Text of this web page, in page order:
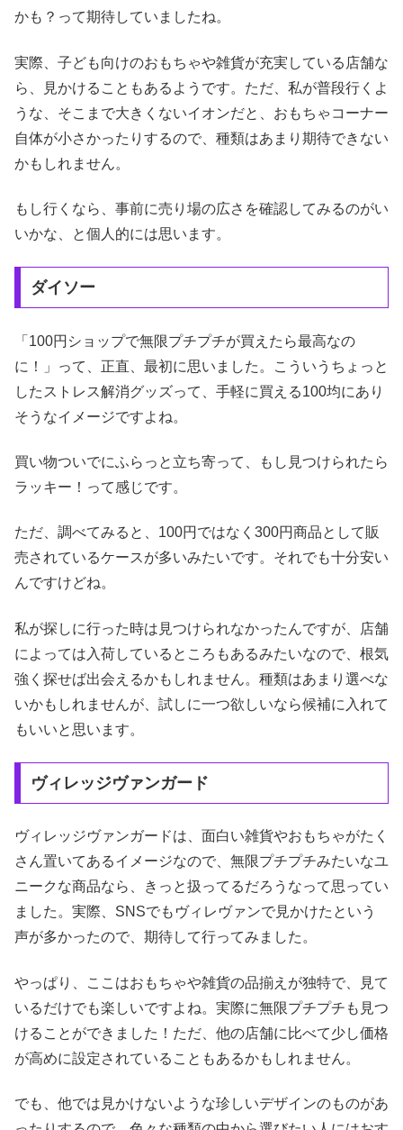
かも？って期待していましたね。
実際、子ども向けのおもちゃや雑貨が充実している店舗な
ら、見かけることもあるようです。ただ、私が普段行くよ
うな、そこまで大きくないイオンだと、おもちゃコーナー
自体が小さかったりするので、種類はあまり期待できない
かもしれません。
もし行くなら、事前に売り場の広さを確認してみるのがい
いかな、と個人的には思います。
ダイソー
「100円ショップで無限プチプチが買えたら最高なの
に！」って、正直、最初に思いました。こういうちょっと
したストレス解消グッズって、手軽に買える100均にあり
そうなイメージですよね。
買い物ついでにふらっと立ち寄って、もし見つけられたら
ラッキー！って感じです。
ただ、調べてみると、100円ではなく300円商品として販
売されているケースが多いみたいです。それでも十分安い
んですけどね。
私が探しに行った時は見つけられなかったんですが、店舗
によっては入荷しているところもあるみたいなので、根気
強く探せば出会えるかもしれません。種類はあまり選べな
いかもしれませんが、試しに一つ欲しいなら候補に入れて
もいいと思います。
ヴィレッジヴァンガード
ヴィレッジヴァンガードは、面白い雑貨やおもちゃがたく
さん置いてあるイメージなので、無限プチプチみたいなユ
ニークな商品なら、きっと扱ってるだろうなって思ってい
ました。実際、SNSでもヴィレヴァンで見かけたという
声が多かったので、期待して行ってみました。
やっぱり、ここはおもちゃや雑貨の品揃えが独特で、見て
いるだけでも楽しいですよね。実際に無限プチプチも見つ
けることができました！ただ、他の店舗に比べて少し価格
が高めに設定されていることもあるかもしれません。
でも、他では見かけないような珍しいデザインのものがあ